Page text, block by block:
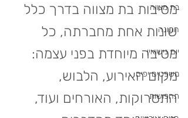
בת מצווה
חתונה
יום נישואין
משפטים יפים
תחפושות
מסיבות בת מצווה בדרך כלל
שונות אחת מחברתה, כל
מסיבה מיוחדת בפני עצמה:
מקום האירוע, הלבוש,
התסרוקות, האורחים ועוד,